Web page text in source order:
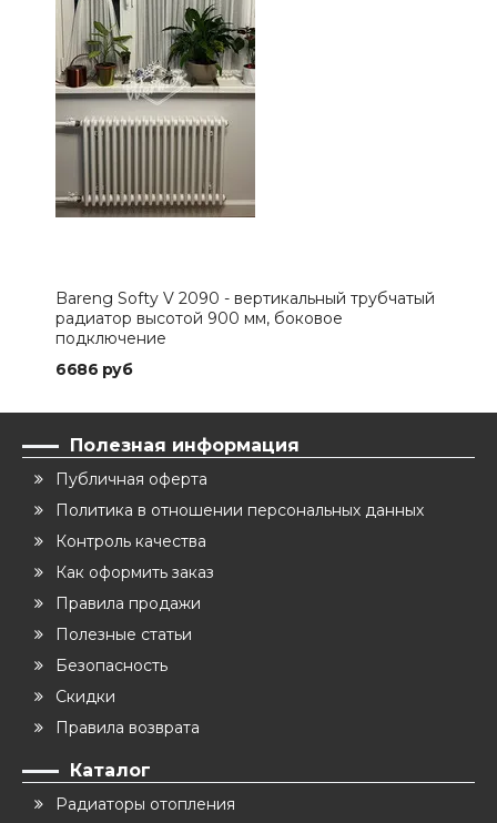
Bareng Softy V 2090 - вертикальный трубчатый
радиатор высотой 900 мм, боковое
подключение
6686 руб
Полезная информация
Публичная оферта
Политика в отношении персональных данных
Контроль качества
Как оформить заказ
Правила продажи
Полезные статьи
Безопасность
Скидки
Правила возврата
Каталог
Радиаторы отопления